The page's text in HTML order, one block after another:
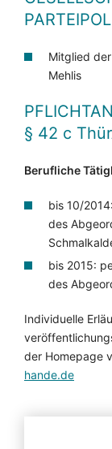
Mitglied
Mehlis
§ 42 c
Berufliche
bis 10/
des
bis 2015:
des
Individuelle
der Homepage
hande.de